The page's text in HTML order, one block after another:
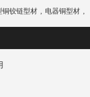
铜铰链型材 , 电器铜型材 ,